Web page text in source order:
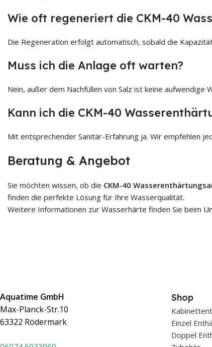
Wie oft regeneriert die CKM-40
Die Regeneration erfolgt automatisch, sobald die
Muss ich die Anlage oft warten?
Nein, außer dem Nachfüllen von Salz ist keine
Kann ich die CKM-40
Mit entsprechender Sanitär-Erfahrung ja. Wir empfehlen
Beratung & Angebot
Sie möchten wissen, ob die CKM-40
finden die perfekte Lösung für Ihre Wasserqualität.
Weitere Informationen zur Wasserhärte finden Sie beim
Aquatime GmbH
Max-Planck-Str.10
63322 Rödermark
Shop
Einzel
Doppel